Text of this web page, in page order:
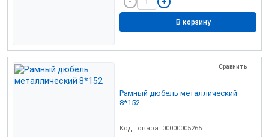
В корзину
Сравнить
Рамный дюбель металлический
8*152
Код товара: 00000005265